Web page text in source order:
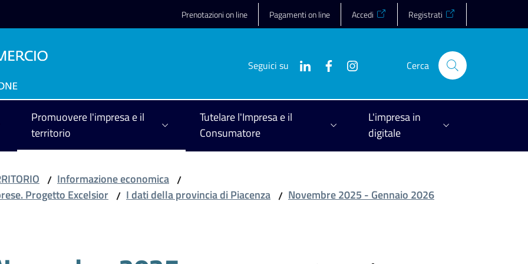
Prenotazioni on line Pagamenti on line Accedi Registrati
Seguici su Cerca
Promuovere l'impresa e il
territorio
Tutelare l'Impresa e il
Consumatore
L'impresa in
digitale
/ Informazione economica /
Progetto Excelsior / I dati della provincia di Piacenza / Novembre 2025 - Gennaio 2026